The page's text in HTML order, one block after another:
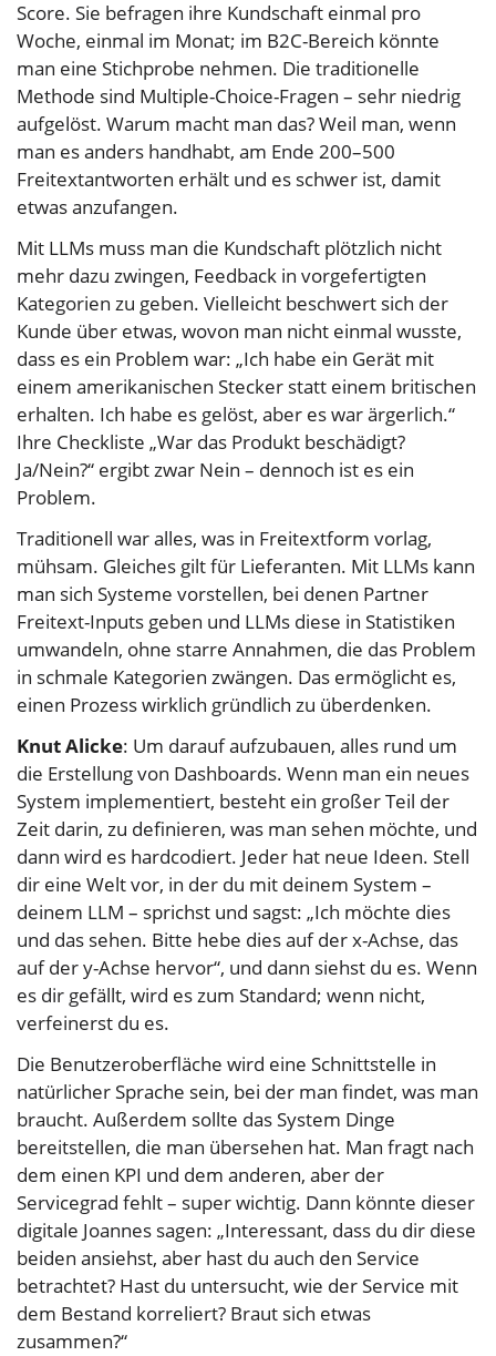
Score. Sie befragen ihre Kundschaft einmal pro
Woche, einmal im Monat; im B2C-Bereich könnte
man eine Stichprobe nehmen. Die traditionelle
Methode sind Multiple-Choice-Fragen – sehr niedrig
aufgelöst. Warum macht man das? Weil man, wenn
man es anders handhabt, am Ende 200–500
Freitextantworten erhält und es schwer ist, damit
etwas anzufangen.
Mit LLMs muss man die Kundschaft plötzlich nicht
mehr dazu zwingen, Feedback in vorgefertigten
Kategorien zu geben. Vielleicht beschwert sich der
Kunde über etwas, wovon man nicht einmal wusste,
dass es ein Problem war: „Ich habe ein Gerät mit
einem amerikanischen Stecker statt einem britischen
erhalten. Ich habe es gelöst, aber es war ärgerlich.“
Ihre Checkliste „War das Produkt beschädigt?
Ja/Nein?“ ergibt zwar Nein – dennoch ist es ein
Problem.
Traditionell war alles, was in Freitextform vorlag,
mühsam. Gleiches gilt für Lieferanten. Mit LLMs kann
man sich Systeme vorstellen, bei denen Partner
Freitext-Inputs geben und LLMs diese in Statistiken
umwandeln, ohne starre Annahmen, die das Problem
in schmale Kategorien zwängen. Das ermöglicht es,
einen Prozess wirklich gründlich zu überdenken.
Knut Alicke: Um darauf aufzubauen, alles rund um
die Erstellung von Dashboards. Wenn man ein neues
System implementiert, besteht ein großer Teil der
Zeit darin, zu definieren, was man sehen möchte, und
dann wird es hardcodiert. Jeder hat neue Ideen. Stell
dir eine Welt vor, in der du mit deinem System –
deinem LLM – sprichst und sagst: „Ich möchte dies
und das sehen. Bitte hebe dies auf der x-Achse, das
auf der y-Achse hervor“, und dann siehst du es. Wenn
es dir gefällt, wird es zum Standard; wenn nicht,
verfeinerst du es.
Die Benutzeroberfläche wird eine Schnittstelle in
natürlicher Sprache sein, bei der man findet, was man
braucht. Außerdem sollte das System Dinge
bereitstellen, die man übersehen hat. Man fragt nach
dem einen KPI und dem anderen, aber der
Servicegrad fehlt – super wichtig. Dann könnte dieser
digitale Joannes sagen: „Interessant, dass du dir diese
beiden ansiehst, aber hast du auch den Service
betrachtet? Hast du untersucht, wie der Service mit
dem Bestand korreliert? Braut sich etwas
zusammen?“